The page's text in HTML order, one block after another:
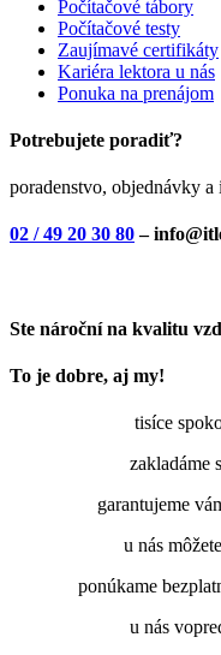
Počítačové tábory
Počítačové testy
Zaujímavé certifikáty
Kariéra lektora u nás
Ponuka na prenájom
Potrebujete poradiť?
poradenstvo, objednávky a
02 / 49 20 30 80–
Ste nároční na kvalitu
To je dobre, aj my!
tisíce
zakladáme
garantujeme
u nás
ponúkame
u nás